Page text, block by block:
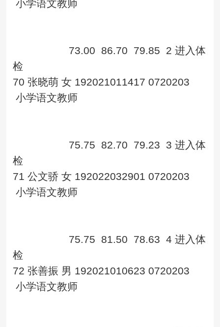
小学语文教师
73.00 86.70 79.85 2 进入体
检
70 张晓萌 女 192021011417 0720203
小学语文教师
75.75 82.70 79.23 3 进入体
检
71 公文骄 女 192022032901 0720203
小学语文教师
75.75 81.50 78.63 4 进入体
检
72 张善振 男 192021010623 0720203
小学语文教师